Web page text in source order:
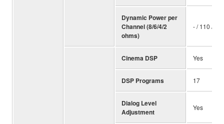
Dynamic Power per
Channel (8/6/4/2
ohms)
- / 110 /
Cinema DSP Yes
DSP Programs 17
Dialog Level
Adjustment
Yes